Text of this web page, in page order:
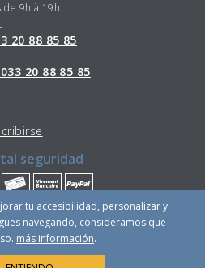
de 9h à 19h
20 88 85 85
20 88 85 85
seguridad
tu accesibilidad, personalizar y
navegando, consideramos que
más información.